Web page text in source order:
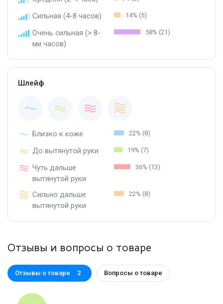
Сильная (4-8 часов) 14% (5)
Очень сильная (> 8-
ми часов)
58% (21)
Шлейф
Близко к коже 22% (8)
До вытянутой руки 19% (7)
Чуть дальше
вытянутой руки
36% (13)
Сильно дальше
вытянутой руки
22% (8)
Отзывы и вопросы о товаре
Отзывы о товаре 2 Вопросы о товаре